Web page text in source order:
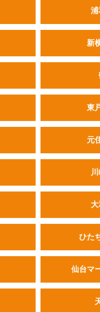
浦
新
東
元
ひた
仙台マ